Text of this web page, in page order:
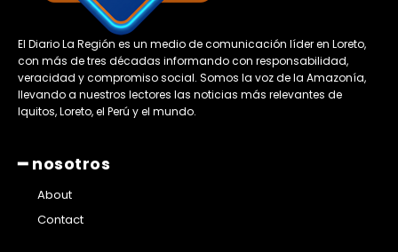
El Diario La Región es un medio de comunicación líder en Loreto,
con más de tres décadas informando con responsabilidad,
veracidad y compromiso social. Somos la voz de la Amazonía,
llevando a nuestros lectores las noticias más relevantes de
Iquitos, Loreto, el Perú y el mundo.
━ nosotros
About
Contact